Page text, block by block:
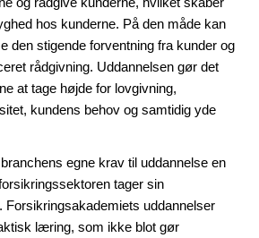
hos kunderne. På den måde kan
den stigende forventning fra kunder og
rådgivning. Uddannelsen gør det
at tage højde for lovgivning,
kundens behov og samtidig yde
egne krav til uddannelse en
tager sin
Forsikringsakademiets uddannelser
læring, som ikke blot gør